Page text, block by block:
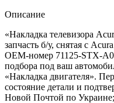
Описание
«Накладка телевизора
запчасть б/у, снятая с
OEM-номер 71125-STX-
подбора под ваш
«Накладка двигателя».
состояние детали и
Новой Почтой по